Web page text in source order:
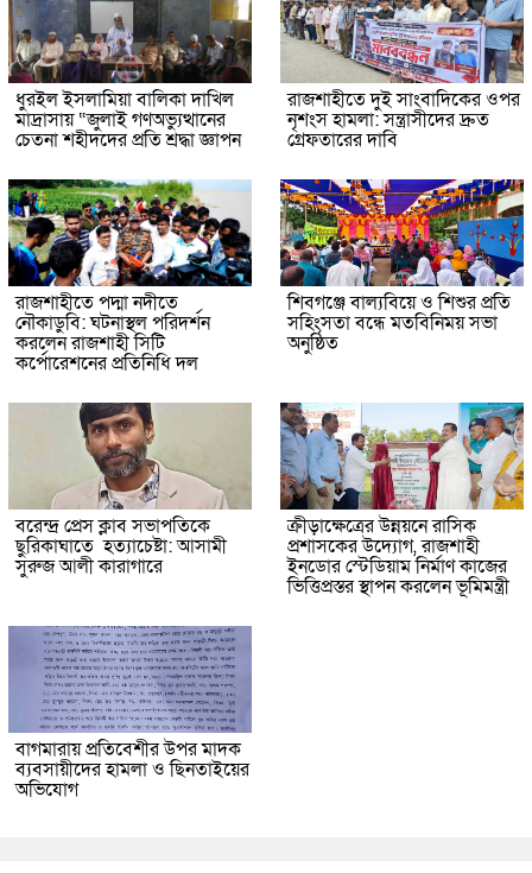
ধুরইল ইসলামিয়া বালিকা দাখিল
মাদ্রাসায় “জুলাই গণঅভ্যুত্থানের
চেতনা শহীদদের প্রতি শ্রদ্ধা জ্ঞাপন
রাজশাহীতে দুই সাংবাদিকের ওপর
নৃশংস হামলা: সন্ত্রাসীদের দ্রুত
গ্রেফতারের দাবি
রাজশাহীতে পদ্মা নদীতে
নৌকাডুবি: ঘটনাস্থল পরিদর্শন
করলেন রাজশাহী সিটি
কর্পোরেশনের প্রতিনিধি দল
শিবগঞ্জে বাল্যবিয়ে ও শিশুর প্রতি
সহিংসতা বন্ধে মতবিনিময় সভা
অনুষ্ঠিত
বরেন্দ্র প্রেস ক্লাব সভাপতিকে
ছুরিকাঘাতে হত্যাচেষ্টা: আসামী
সুরুজ আলী কারাগারে
ক্রীড়াক্ষেত্রের উন্নয়নে রাসিক
প্রশাসকের উদ্যোগ, রাজশাহী
ইনডোর স্টেডিয়াম নির্মাণ কাজের
ভিত্তিপ্রস্তর স্থাপন করলেন ভূমিমন্ত্রী
বাগমারায় প্রতিবেশীর উপর মাদক
ব্যবসায়ীদের হামলা ও ছিনতাইয়ের
অভিযোগ